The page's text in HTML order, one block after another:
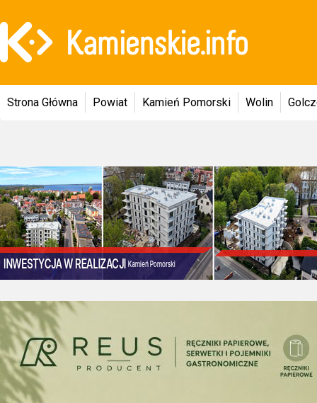
Strona Główna Powiat Kamień Pomorski Wolin